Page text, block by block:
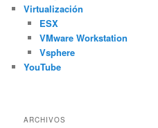
Virtualización
ESX
VMware Workstation
Vsphere
YouTube
ARCHIVOS